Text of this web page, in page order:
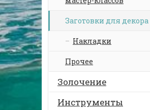
Заготовки для декора
Накладки
Прочее
Золочение
Инструменты